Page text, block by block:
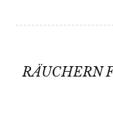
RÄUCHERN